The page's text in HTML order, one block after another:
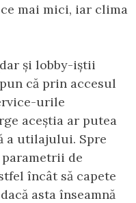
mai mici, iar clima
și lobby-iștii
că prin accesul
urile
aceștia ar putea
a utilajului. Spre
de
încât să capete
asta înseamnă